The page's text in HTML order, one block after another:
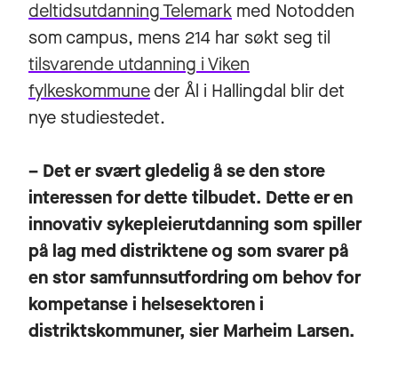
deltidsutdanning Telemark med Notodden
som campus, mens 214 har søkt seg til
tilsvarende utdanning i Viken
fylkeskommuneder Ål i Hallingdal blir det
nye studiestedet.
– Det er svært gledelig å se den store
interessen for dette tilbudet. Dette er en
innovativ sykepleierutdanning som spiller
på lag med distriktene og som svarer på
en stor samfunnsutfordring om behov for
kompetanse i helsesektoren i
distriktskommuner, sier Marheim Larsen.